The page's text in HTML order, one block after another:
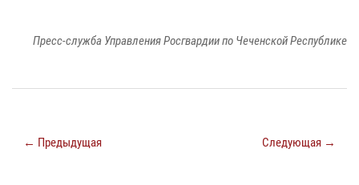
Пресс-служба Управления Росгвардии по Чеченской Республике
← Предыдущая Следующая →